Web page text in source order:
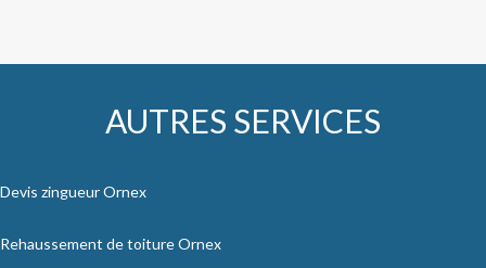
AUTRES SERVICES
Devis zingueur Ornex
Rehaussement de toiture Ornex